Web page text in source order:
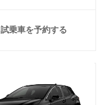
試乗車を予約する